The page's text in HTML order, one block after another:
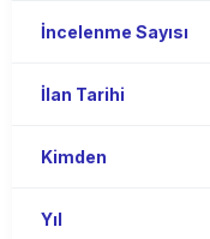
İncelenme Sayısı
İlan Tarihi
Kimden
Yıl